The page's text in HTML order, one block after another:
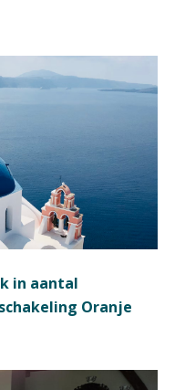
in aantal
Oranje